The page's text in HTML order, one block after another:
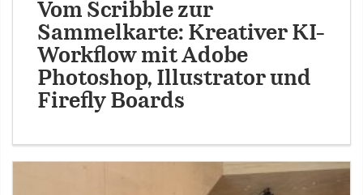
Vom Scribble zur
Sammelkarte: Kreativer KI-
Workflow mit Adobe
Photoshop, Illustrator und
Firefly Boards